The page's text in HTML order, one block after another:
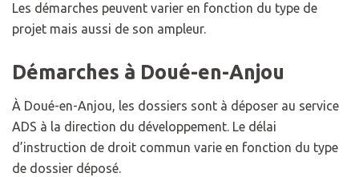
Les démarches peuvent varier en fonction du type de
projet mais aussi de son ampleur.
Démarches à Doué-en-Anjou
À Doué-en-Anjou, les dossiers sont à déposer au service
ADS à la direction du développement. Le délai
d’instruction de droit commun varie en fonction du type
de dossier déposé.